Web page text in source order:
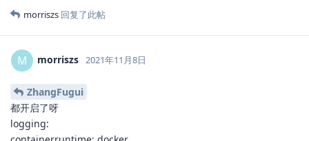
morriszs 回复了此帖
M morriszs 2021年11月8日
ZhangFugui
都开启了呀
logging: